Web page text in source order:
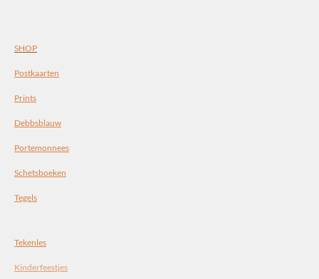
SHOP
Postkaarten
Prints
Debbsblauw
Portemonnees
Schetsboeken
Tegels
Tekenles
Kinderfeestjes